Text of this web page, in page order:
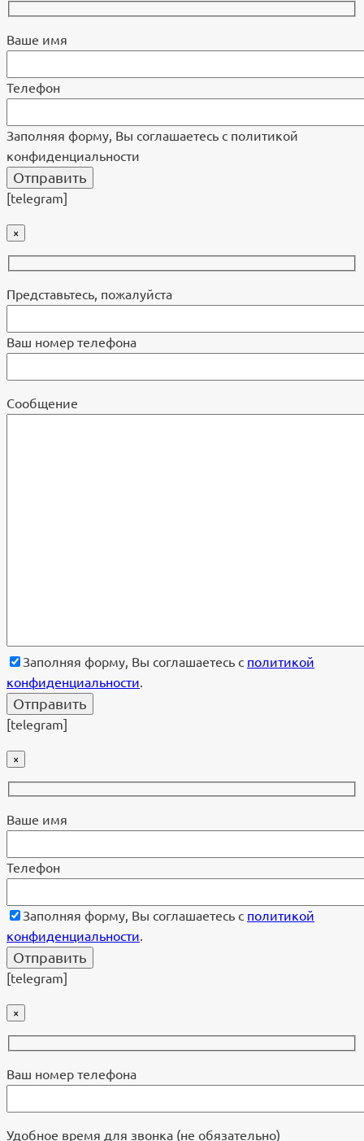
Ваше имя
Телефон
Заполняя форму, Вы соглашаетесь с политикой
конфиденциальности
[telegram]
×
Представьтесь, пожалуйста
Ваш номер телефона
Cообщение
Заполняя форму, Вы соглашаетесь с политикой
конфиденциальности
[telegram]
×
Ваше имя
Телефон
Заполняя форму, Вы соглашаетесь с политикой
конфиденциальности.
[telegram]
×
Ваш номер телефона
Удобное время для звонка (не обязательно)